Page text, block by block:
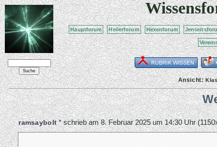
Hauptforum Heilerforum Hexenforum
Ansicht:
ramsaybolt*schrieb am8. Februar 2025 um 14:30 Uhr